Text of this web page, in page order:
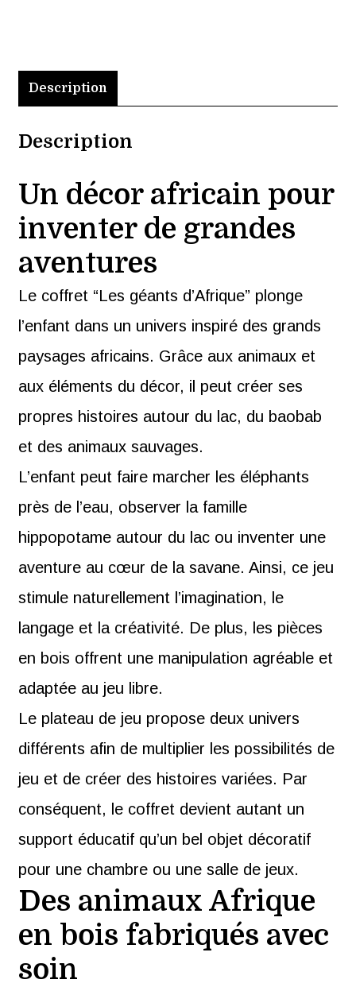
Description
Description
Un décor africain pour
inventer de grandes
aventures
Le coffret “Les géants d’Afrique” plonge
l’enfant dans un univers inspiré des grands
paysages africains. Grâce aux animaux et
aux éléments du décor, il peut créer ses
propres histoires autour du lac, du baobab
et des animaux sauvages.
L’enfant peut faire marcher les éléphants
près de l’eau, observer la famille
hippopotame autour du lac ou inventer une
aventure au cœur de la savane. Ainsi, ce jeu
stimule naturellement l’imagination, le
langage et la créativité. De plus, les pièces
en bois offrent une manipulation agréable et
adaptée au jeu libre.
Le plateau de jeu propose deux univers
différents afin de multiplier les possibilités de
jeu et de créer des histoires variées. Par
conséquent, le coffret devient autant un
support éducatif qu’un bel objet décoratif
pour une chambre ou une salle de jeux.
Des animaux Afrique
en bois fabriqués avec
soin